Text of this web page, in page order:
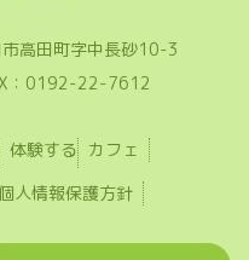
高田町字中長砂10-3
：0192-22-7612
体験する カフェ
人情報保護方針